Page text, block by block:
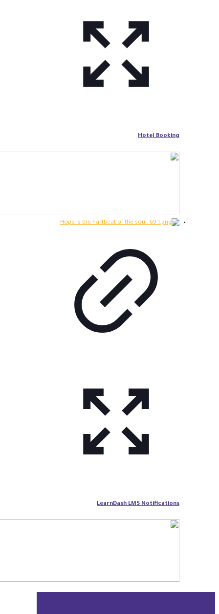
Hotel Booking
LearnDash LMS Notifications